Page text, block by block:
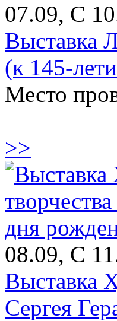
07.09, С
Выставка
(к 145-
Место
>>
08.09, С
Выставка
Сергея